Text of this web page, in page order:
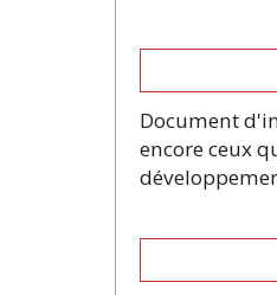
Document
encore ceux